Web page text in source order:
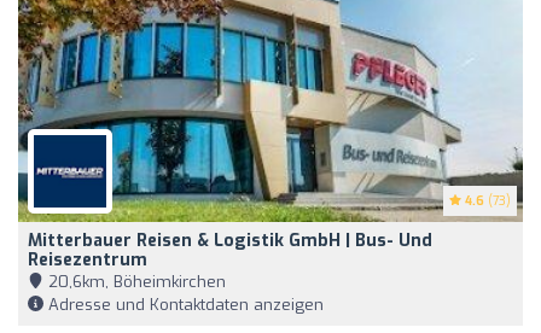
4.6 (73)
Mitterbauer Reisen & Logistik GmbH | Bus- Und
Reisezentrum
20,6km, Böheimkirchen
Adresse und Kontaktdaten anzeigen